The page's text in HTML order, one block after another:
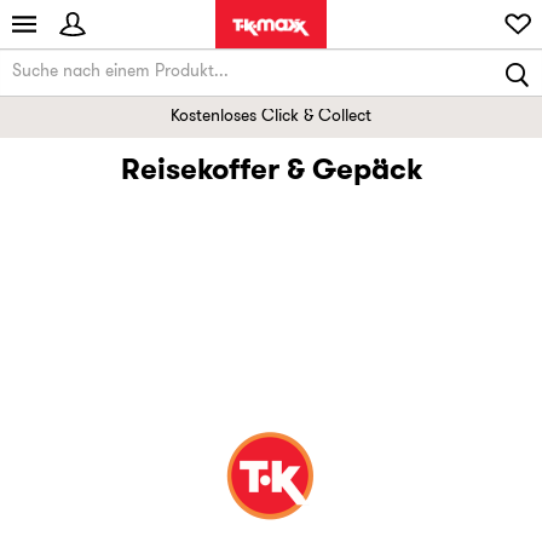
Kostenloses Click & Collect
Reisekoffer & Gepäck